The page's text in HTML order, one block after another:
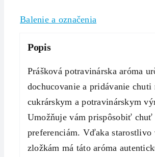
Balenie a označenia
Popis
Prášková potravinárska aróma
dochucovanie a pridávanie chuti
cukrárskym a potravinárskym
Umožňuje vám prispôsobiť chuť
preferenciám. Vďaka starostlivo
zložkám má táto aróma